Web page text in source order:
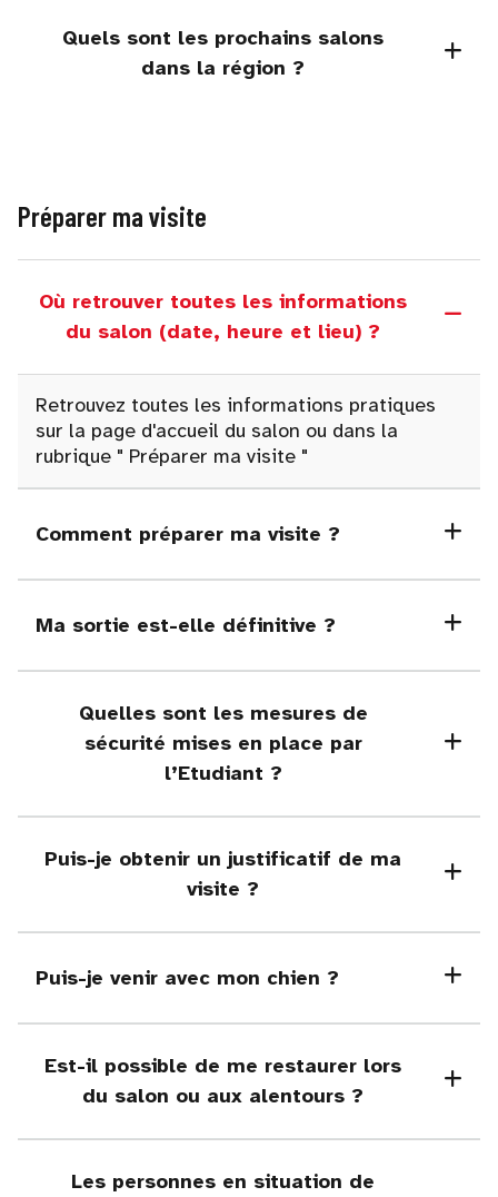
Quels sont les prochains salons
dans la région ?
Préparer ma visite
Où retrouver toutes les informations
du salon (date, heure et lieu) ?
Retrouvez toutes les informations pratiques
sur la page d'accueil du salon ou dans la
rubrique " Préparer ma visite "
Comment préparer ma visite ?
Ma sortie est-elle définitive ?
Quelles sont les mesures de
sécurité mises en place par
l’Etudiant ?
Puis-je obtenir un justificatif de ma
visite ?
Puis-je venir avec mon chien ?
Est-il possible de me restaurer lors
du salon ou aux alentours ?
Les personnes en situation de